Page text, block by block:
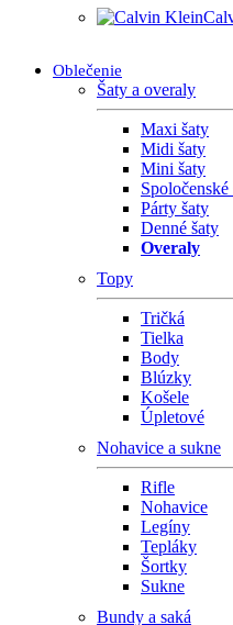
Oblečenie
Šaty a overaly
Maxi šaty
Midi šaty
Mini šaty
Spoločenské
Párty šaty
Denné šaty
Overaly
Topy
Tričká
Tielka
Body
Blúzky
Košele
Úpletové
Nohavice a sukne
Rifle
Nohavice
Legíny
Tepláky
Šortky
Sukne
Bundy a saká